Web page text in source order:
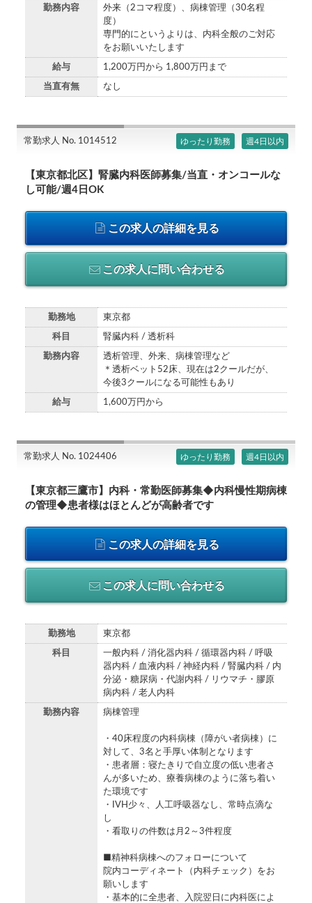
勤務内容
外来（2コマ程度）、病棟管理（30名程
度）
専門的にというよりは、内科全般のご対応
をお願いいたします
給与 1,200万円から 1,800万円まで
当直有無 なし
常勤求人 No. 1014512 ゆったり勤務 週4日以内
【東京都北区】腎臓内科医師募集/当直・オンコールな
し可能/週4日OK
この求人の詳細を見る
この求人に問い合わせる
勤務地 東京都
科目 腎臓内科 / 透析科
勤務内容
透析管理、外来、病棟管理など
＊透析ベット52床、現在は2クールだが、
今後3クールになる可能性もあり
給与 1,600万円から
常勤求人 No. 1024406 ゆったり勤務 週4日以内
【東京都三鷹市】内科・常勤医師募集◆内科慢性期病棟
の管理◆患者様はほとんどが高齢者です
この求人の詳細を見る
この求人に問い合わせる
勤務地 東京都
科目
一般内科 / 消化器内科 / 循環器内科 / 呼吸
器内科 / 血液内科 / 神経内科 / 腎臓内科 / 内
分泌・糖尿病・代謝内科 / リウマチ・膠原
病内科 / 老人内科
勤務内容 病棟管理
・40床程度の内科病棟（障がい者病棟）に
対して、3名と手厚い体制となります
・患者層：寝たきりで自立度の低い患者さ
んが多いため、療養病棟のように落ち着い
た環境です
・IVH少々、人工呼吸器なし、常時点滴な
し
・看取りの件数は月2～3件程度
■精神科病棟へのフォローについて
院内コーディネート（内科チェック）をお
願いします
・基本的に全患者、入院翌日に内科医によ